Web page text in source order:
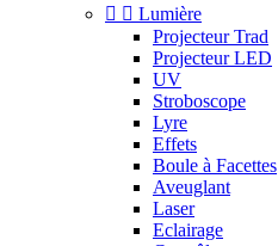
  Lumière
Projecteur Trad
Projecteur LED
UV
Stroboscope
Lyre
Effets
Boule à Facettes
Aveuglant
Laser
Eclairage